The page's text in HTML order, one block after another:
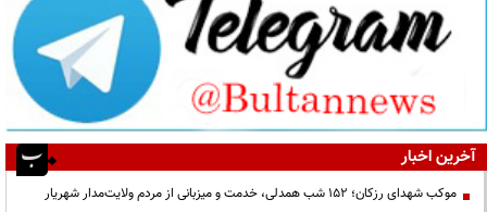
آخرین اخبار
موکب شهدای رزکان؛ ۱۵۲ شب همدلی، خدمت و میزبانی از مردم ولایت‌مدار شهریار